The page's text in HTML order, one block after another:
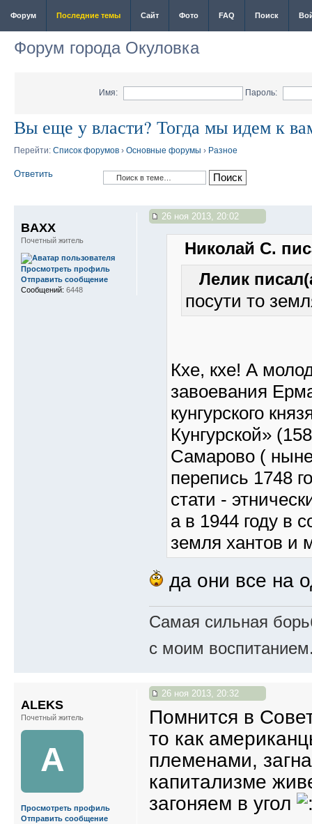
Форум Последние темы Сайт Фото FAQ Поиск
Форум города Окуловка
Имя: Пароль:
Вы еще у власти? Тогда мы идем к
Перейти: Список форумов › Основные форумы › Разное
Ответить
26 ноя 2013, 20:02
Николай С.
Лелик
посути то
Кхе, кхе! А
завоевания
кунгурского
Кунгурской»
Самарово (
перепись 1748
стати -
а в 1944 году в
земля хантов и
да они все на
Самая сильная
с моим
BAXX
Почетный житель
Просмотреть профиль
Отправить сообщение
Сообщений: 6448
26 ноя 2013, 20:32
Помнится в
то как
племенами,
капитализме
загоняем в угол
ALEKS
Почетный житель
A
Просмотреть профиль
Отправить сообщение